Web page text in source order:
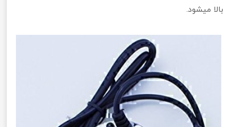
بالا میشود.